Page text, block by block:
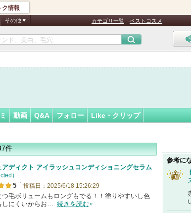
ク情報
その他 カテゴリ一覧 ベストコスメ
動画 Q&A フォロー Like・クリップ
件
アディクト アイラッシュコンディショニングセラム
）
5 投稿日：2025/6/18 15:26:29
つ毛ボリュームもロングもでる！！塗りやすいし色
しにくいからお… 続きを読む
参考に